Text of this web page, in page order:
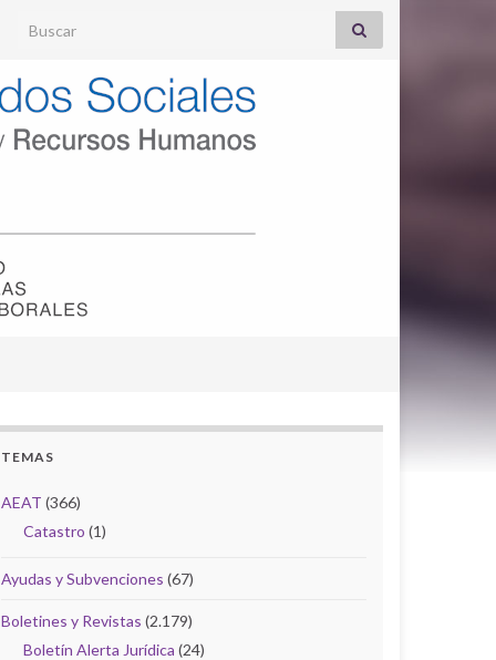
Search for:
TEMAS
AEAT (366)
Catastro (1)
Ayudas y Subvenciones (67)
Boletines y Revistas (2.179)
Boletín Alerta Jurídica (24)